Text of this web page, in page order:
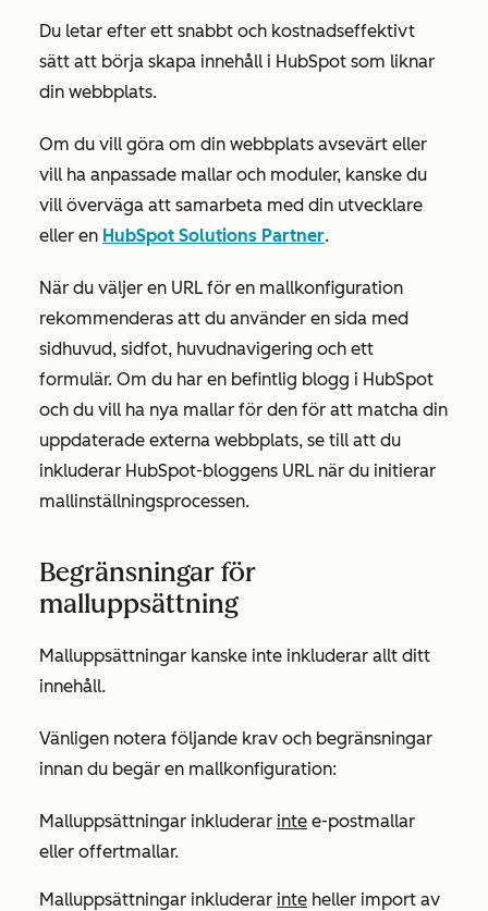
Du letar efter ett snabbt och kostnadseffektivt
sätt att börja skapa innehåll i HubSpot som liknar
din webbplats.
Om du vill göra om din webbplats avsevärt eller
vill ha anpassade mallar och moduler, kanske du
vill överväga att samarbeta med din utvecklare
eller en HubSpot Solutions Partner.
När du väljer en URL för en mallkonfiguration
rekommenderas att du använder en sida med
sidhuvud, sidfot, huvudnavigering och ett
formulär. Om du har en befintlig blogg i HubSpot
och du vill ha nya mallar för den för att matcha din
uppdaterade externa webbplats, se till att du
inkluderar HubSpot-bloggens URL när du initierar
mallinställningsprocessen.
Begränsningar för
malluppsättning
Malluppsättningar kanske inte inkluderar allt ditt
innehåll.
Vänligen notera följande krav och begränsningar
innan du begär en mallkonfiguration:
Malluppsättningar inkluderar inte e-postmallar
eller offertmallar.
Malluppsättningar inkluderar inte heller import av